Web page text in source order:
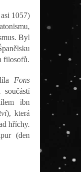
1057)
Byl
filosofů.
Fons
ibn
), která
hříchy.
(den